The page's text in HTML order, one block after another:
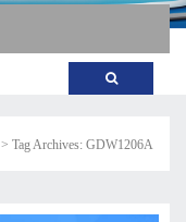
> Tag Archives: GDW1206A